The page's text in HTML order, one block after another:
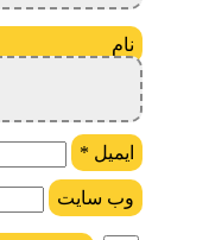
ایمیل *
وب‌ سایت